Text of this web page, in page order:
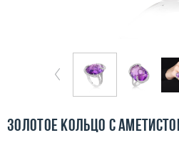
О компании
Золотое кольцо с